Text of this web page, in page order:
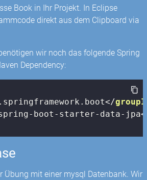
Book in Ihr Projekt. In Eclipse
direkt aus dem Clipboard via
wir noch das folgende Spring
Dependency:
</
boot-starter-data-jpa
Übung mit einer mysql Datenbank. Wir